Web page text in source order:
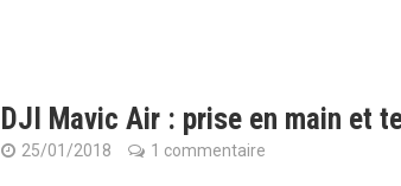
DJI Mavic Air : prise en main et
25/01/2018 1 commentaire